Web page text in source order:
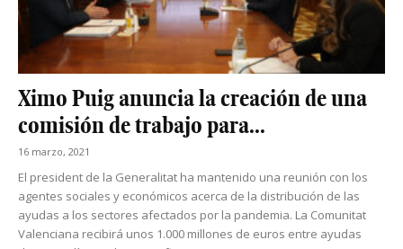
Ximo Puig anuncia la creación de una
comisión de trabajo para...
16 marzo, 2021
El president de la Generalitat ha mantenido una reunión con los
agentes sociales y económicos acerca de la distribución de las
ayudas a los sectores afectados por la pandemia. La Comunitat
Valenciana recibirá unos 1.000 millones de euros entre ayudas